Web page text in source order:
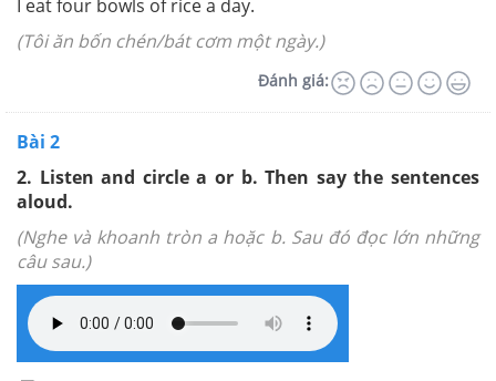
I eat four bowls of rice a day.
(Tôi ăn bốn chén/bát cơm một ngày.)
Đánh giá:
Bài 2
2. Listen and circle a or b. Then say the sentences
aloud.
(Nghe và khoanh tròn a hoặc b. Sau đó đọc lớn những
câu sau.)